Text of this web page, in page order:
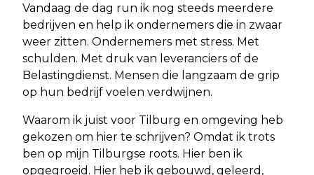
Vandaag de dag run ik nog steeds meerdere
bedrijven en help ik ondernemers die in zwaar
weer zitten. Ondernemers met stress. Met
schulden. Met druk van leveranciers of de
Belastingdienst. Mensen die langzaam de grip
op hun bedrijf voelen verdwijnen.
Waarom ik juist voor Tilburg en omgeving heb
gekozen om hier te schrijven? Omdat ik trots
ben op mijn Tilburgse roots. Hier ben ik
opgegroeid. Hier heb ik gebouwd, geleerd,